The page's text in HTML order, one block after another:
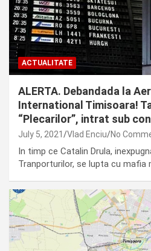
ACTUALITATE
ALERTA. Debandada la
International Timisoara!
“Plecarilor”, intrat sub
July 5, 2021 Vlad Enciu No
In timp ce Catalin Drula,
Tranporturilor, se lupta cu mafia